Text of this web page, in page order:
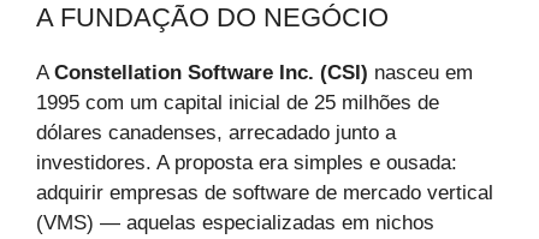
A FUNDAÇÃO DO NEGÓCIO
A Constellation Software Inc. (CSI) nasceu em
1995 com um capital inicial de 25 milhões de
dólares canadenses, arrecadado junto a
investidores. A proposta era simples e ousada:
adquirir empresas de software de mercado vertical
(VMS) — aquelas especializadas em nichos